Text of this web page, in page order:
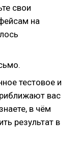
свои
на
тестовое и
вас
в чём
результат в